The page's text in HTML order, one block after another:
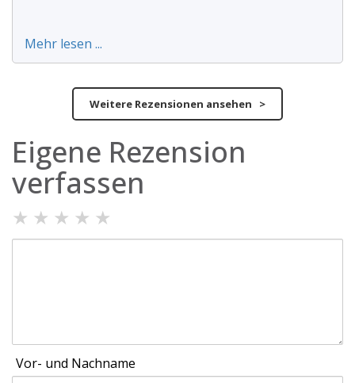
Mehr lesen ...
Weitere Rezensionen ansehen >
Eigene Rezension
verfassen
★ ★ ★ ★ ★
Vor- und Nachname